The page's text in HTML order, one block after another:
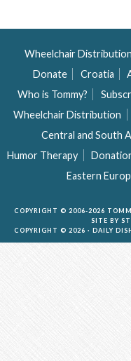
Wheelchair
Donate
Croatia
Who is Tommy?
Wheelchair Distribution
Central and South
Humor Therapy
Eastern
COPYRIGHT © 2006-2026
SITE BY
COPYRIGHT © 2026 · DAILY